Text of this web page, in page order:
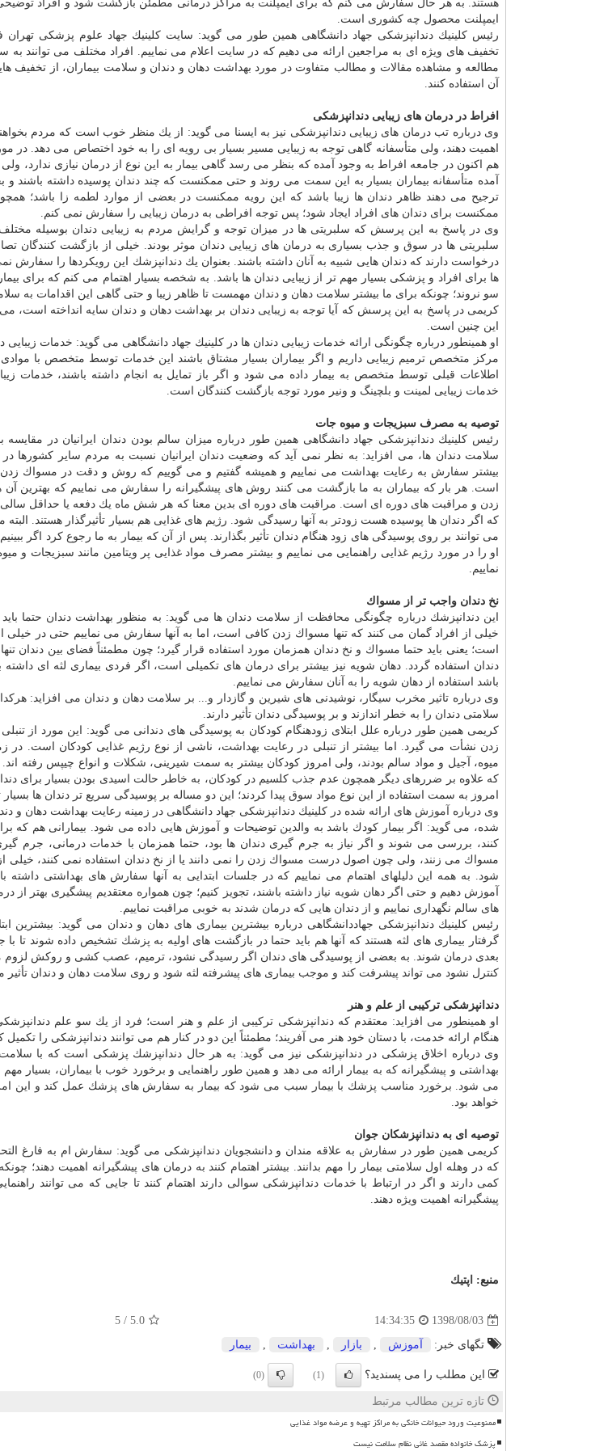
هستند. به هر حال سفارش می كنم كه برای ایمپلنت به مراكز درمانی مطمئن بازگشت شود و افراد توضیحی
ایمپلنت محصول چه كشوری است.
رئیس كلینیك دندانپزشكی جهاد دانشگاهی همین طور می گوید: سایت كلینیك جهاد علوم پزشكی
تخفیف های ویژه ای به مراجعین ارائه می دهیم كه در سایت اعلام می نماییم. افراد مختلف می توانند به
مطالعه و مشاهده مقالات و مطالب متفاوت در مورد بهداشت دهان و دندان و سلامت بیماران، از تخفیف
آن استفاده كنند.
افراط در درمان های زیبایی دندانپزشكی
وی درباره تب درمان های زیبایی دندانپزشكی نیز به ایسنا می گوید: از یك منظر خوب است كه مردم
اهمیت دهند، ولی متأسفانه گاهی توجه به زیبایی مسیر بسیار بی رویه ای را به خود اختصاص می دهد. در
هم اكنون در جامعه افراط به وجود آمده كه بنظر می رسد گاهی بیمار به این نوع از درمان نیازی ندارد،
آمده متأسفانه بیماران بسیار به این سمت می روند و حتی ممكنست كه چند دندان پوسیده داشته باشند و
ترجیح می دهند ظاهر دندان ها زیبا باشد كه این رویه ممكنست در بعضی از موارد لطمه زا باشد؛
ممكنست برای دندان های افراد ایجاد شود؛ پس توجه افراطی به درمان زیبایی را سفارش نمی كنم.
وی در پاسخ به این پرسش كه سلبریتی ها در میزان توجه و گرایش مردم به زیبایی دندان بوسیله مختلف
سلبریتی ها در سوق و جذب بسیاری به درمان های زیبایی دندان موثر بودند. خیلی از بازگشت كنندگان
درخواست دارند كه دندان هایی شبیه به آنان داشته باشند. بعنوان یك دندانپزشك این رویكردها را سفارش
ها برای افراد و پزشكی بسیار مهم تر از زیبایی دندان ها باشد. به شخصه بسیار اهتمام می كنم كه برای
سو نروند؛ چونكه برای ما بیشتر سلامت دهان و دندان مهمست تا ظاهر زیبا و حتی گاهی این اقدامات به
كریمی در پاسخ به این پرسش كه آیا توجه به زیبایی دندان بر بهداشت دهان و دندان سایه انداخته است، می
این چنین است.
او همینطور درباره چگونگی ارائه خدمات زیبایی دندان ها در كلینیك جهاد دانشگاهی می گوید: خدمات
مركز متخصص ترمیم زیبایی داریم و اگر بیماران بسیار مشتاق باشند این خدمات توسط متخصص با
اطلاعات قبلی توسط متخصص به بیمار داده می شود و اگر باز تمایل به انجام داشته باشند، خدمات
خدمات زیبایی لمینت و بلچینگ و ونیر مورد توجه بازگشت كنندگان است.
توصیه به مصرف سبزیجات و میوه جات
رئیس كلینیك دندانپزشكی جهاد دانشگاهی همین طور درباره میزان سالم بودن دندان ایرانیان در مقایسه
سلامت دندان ها، می افزاید: به نظر نمی آید كه وضعیت دندان ایرانیان نسبت به مردم سایر كشورها
بیشتر سفارش به رعایت بهداشت می نماییم و همیشه گفتیم و می گوییم كه روش و دقت در مسواك زدن
است. هر بار كه بیماران به ما بازگشت می كنند روش های پیشگیرانه را سفارش می نماییم كه بهترین
زدن و مراقبت های دوره ای است. مراقبت های دوره ای بدین معنا كه هر شش ماه یك دفعه یا حداقل
كه اگر دندان ها پوسیده هست زودتر به آنها رسیدگی شود. رژیم های غذایی هم بسیار تأثیرگذار هستند.
می توانند بر روی پوسیدگی های زود هنگام دندان تأثیر بگذارند. پس از آن كه بیمار به ما رجوع كرد اگر
او را در مورد رژیم غذایی راهنمایی می نماییم و بیشتر مصرف مواد غذایی پر ویتامین مانند سبزیجات و
نماییم.
نخ دندان واجب تر از مسواك
این دندانپزشك درباره چگونگی محافظت از سلامت دندان ها می گوید: به منظور بهداشت دندان حتما باید
خیلی از افراد گمان می كنند كه تنها مسواك زدن كافی است، اما به آنها سفارش می نماییم حتی در خیلی
است؛ یعنی باید حتما مسواك و نخ دندان همزمان مورد استفاده قرار گیرد؛ چون مطمئناً فضای بین دندان
دندان استفاده گردد. دهان شویه نیز بیشتر برای درمان های تكمیلی است، اگر فردی بیماری لثه ای
باشد استفاده از دهان شویه را به آنان سفارش می نماییم.
وی درباره تاثیر مخرب سیگار، نوشیدنی های شیرین و گازدار و... بر سلامت دهان و دندان می افزاید:
سلامتی دندان را به خطر اندازند و بر پوسیدگی دندان تأثیر دارند.
كریمی همین طور درباره علل ابتلای زودهنگام كودكان به پوسیدگی های دندانی می گوید: این مورد از
زدن نشأت می گیرد. اما بیشتر از تنبلی در رعایت بهداشت، ناشی از نوع رژیم غذایی كودكان است. در
میوه، آجیل و مواد سالم بودند، ولی امروز كودكان بیشتر به سمت شیرینی، شكلات و انواع چیپس رفته اند.
كه علاوه بر ضررهای دیگر همچون عدم جذب كلسیم در كودكان، به خاطر حالت اسیدی بودن بسیار برای
امروز به سمت استفاده از این نوع مواد سوق پیدا كردند؛ این دو مساله بر پوسیدگی سریع تر دندان ها بسیار
وی درباره آموزش های ارائه شده در كلینیك دندانپزشكی جهاد دانشگاهی در زمینه رعایت بهداشت دهان و
شده، می گوید: اگر بیمار كودك باشد به والدین توضیحات و آموزش هایی داده می شود. بیمارانی هم كه
كنند، بررسی می شوند و اگر نیاز به جرم گیری دندان ها بود، حتما همزمان با خدمات درمانی، جرم
مسواك می زنند، ولی چون اصول درست مسواك زدن را نمی دانند یا از نخ دندان استفاده نمی كنند، خیلی
شود. به همه این دلیلهای اهتمام می نماییم كه در جلسات ابتدایی به آنها سفارش های بهداشتی
آموزش دهیم و حتی اگر دهان شویه نیاز داشته باشند، تجویز كنیم؛ چون همواره معتقدیم پیشگیری بهتر از
های سالم نگهداری نماییم و از دندان هایی كه درمان شدند به خوبی مراقبت نماییم.
رئیس كلینیك دندانپزشكی جهاددانشگاهی درباره بیشترین بیماری های دهان و دندان می گوید: بیشترین
گرفتار بیماری های لثه هستند كه آنها هم باید حتما در بازگشت های اولیه به پزشك تشخیص داده شوند تا
بعدی درمان شوند. به بعضی از پوسیدگی های دندان اگر رسیدگی نشود، ترمیم، عصب كشی و روكش لزوم
كنترل نشود می تواند پیشرفت كند و موجب بیماری های پیشرفته لثه شود و روی سلامت دهان و دندان تأثیر
دندانپزشكی تركیبی از علم و هنر
او همینطور می افزاید: معتقدم كه دندانپزشكی تركیبی از علم و هنر است؛ فرد از یك سو علم
هنگام ارائه خدمت، با دستان خود هنر می آفریند؛ مطمئناً این دو در كنار هم می توانند دندانپزشكی را تكمیل
وی درباره اخلاق پزشكی در دندانپزشكی نیز می گوید: به هر حال دندانپزشك پزشكی است كه با
بهداشتی و پیشگیرانه كه به بیمار ارائه می دهد و همین طور راهنمایی و برخورد خوب با بیماران، بسیار
می شود. برخورد مناسب پزشك با بیمار سبب می شود كه بیمار به سفارش های پزشك عمل كند و این امر
خواهد بود.
توصیه ای به دندانپزشكان جوان
كریمی همین طور در سفارش به علاقه مندان و دانشجویان دندانپزشكی می گوید: سفارش ام به فارغ
كه در وهله اول سلامتی بیمار را مهم بدانند. بیشتر اهتمام كنند به درمان های پیشگیرانه اهمیت دهند؛
كمی دارند و اگر در ارتباط با خدمات دندانپزشكی سوالی دارند اهتمام كنند تا جایی كه می توانند
پیشگیرانه اهمیت ویژه دهند.
منبع: اپتیك
1398/08/03
14:34:35
5.0
/
5
تگهای خبر: آموزش , بازار , بهداشت , بیمار
این مطلب را می پسندید؟ (1)
(0)
تازه ترین مطالب مرتبط
ممنوعیت ورود حیوانات خانگی به مراکز تهیه و عرضه مواد غذایی
پزشک خانواده مقصد غائی نظام سلامت نیست